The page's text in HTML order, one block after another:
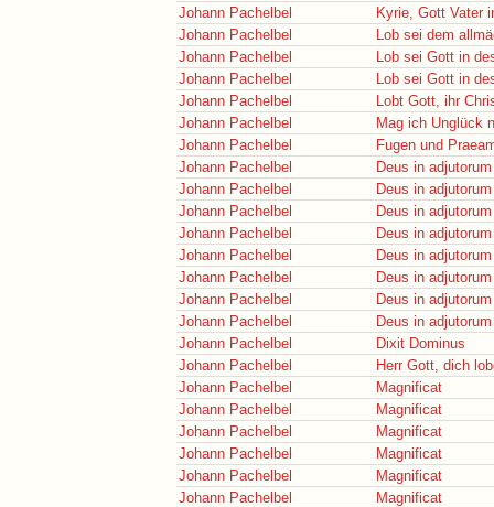
Johann Pachelbel
Kyrie, Gott Vater
Johann Pachelbel
Lob sei dem
Johann Pachelbel
Lob sei Gott in
Johann Pachelbel
Lob sei Gott in
Johann Pachelbel
Lobt Gott, ihr
Johann Pachelbel
Mag ich Unglück
Johann Pachelbel
Fugen und
Johann Pachelbel
Deus in
Johann Pachelbel
Deus in
Johann Pachelbel
Deus in
Johann Pachelbel
Deus in
Johann Pachelbel
Deus in
Johann Pachelbel
Deus in
Johann Pachelbel
Deus in
Johann Pachelbel
Deus in
Johann Pachelbel
Dixit Dominus
Johann Pachelbel
Herr Gott, dich
Johann Pachelbel
Magnificat
Johann Pachelbel
Magnificat
Johann Pachelbel
Magnificat
Johann Pachelbel
Magnificat
Johann Pachelbel
Magnificat
Johann Pachelbel
Magnificat